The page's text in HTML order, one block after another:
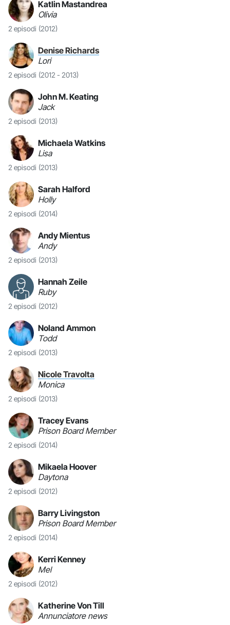
Katlin Mastandrea
Olivia
2 episodi (2012)
Denise Richards
Lori
2 episodi (2012 - 2013)
John M. Keating
Jack
2 episodi (2013)
Michaela Watkins
Lisa
2 episodi (2013)
Sarah Halford
Holly
2 episodi (2014)
Andy Mientus
Andy
2 episodi (2013)
Hannah Zeile
Ruby
2 episodi (2012)
Noland Ammon
Todd
2 episodi (2013)
Nicole Travolta
Monica
2 episodi (2013)
Tracey Evans
Prison Board Member
2 episodi (2014)
Mikaela Hoover
Daytona
2 episodi (2012)
Barry Livingston
Prison Board Member
2 episodi (2014)
Kerri Kenney
Mel
2 episodi (2012)
Katherine Von Till
Annunciatore news